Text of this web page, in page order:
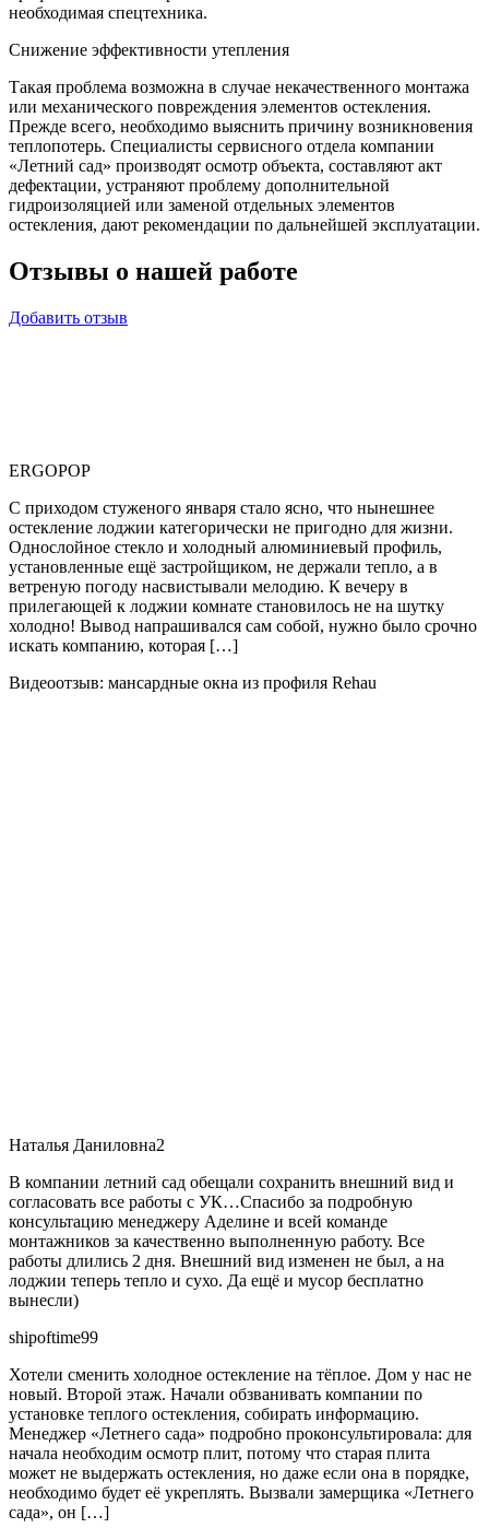
необходимая спецтехника.
Снижение эффективности утепления
Такая проблема возможна в случае некачественного монтажа
или механического повреждения элементов остекления.
Прежде всего, необходимо выяснить причину возникновения
теплопотерь. Специалисты сервисного отдела компании
«Летний сад» производят осмотр объекта, составляют акт
дефектации, устраняют проблему дополнительной
гидроизоляцией или заменой отдельных элементов
остекления, дают рекомендации по дальнейшей эксплуатации.
Отзывы о нашей работе
Добавить отзыв
ERGOPOP
С приходом стуженого января стало ясно, что нынешнее
остекление лоджии категорически не пригодно для жизни.
Однослойное стекло и холодный алюминиевый профиль,
установленные ещё застройщиком, не держали тепло, а в
ветреную погоду насвистывали мелодию. К вечеру в
прилегающей к лоджии комнате становилось не на шутку
холодно! Вывод напрашивался сам собой, нужно было срочно
искать компанию, которая […]
Видеоотзыв: мансардные окна из профиля Rehau
Наталья Даниловна2
В компании летний сад обещали сохранить внешний вид и
согласовать все работы с УК…Спасибо за подробную
консультацию менеджеру Аделине и всей команде
монтажников за качественно выполненную работу. Все
работы длились 2 дня. Внешний вид изменен не был, а на
лоджии теперь тепло и сухо. Да ещё и мусор бесплатно
вынесли)
shipoftime99
Хотели сменить холодное остекление на тёплое. Дом у нас не
новый. Второй этаж. Начали обзванивать компании по
установке теплого остекления, собирать информацию.
Менеджер «Летнего сада» подробно проконсультировала: для
начала необходим осмотр плит, потому что старая плита
может не выдержать остекления, но даже если она в порядке,
необходимо будет её укреплять. Вызвали замерщика «Летнего
сада», он […]